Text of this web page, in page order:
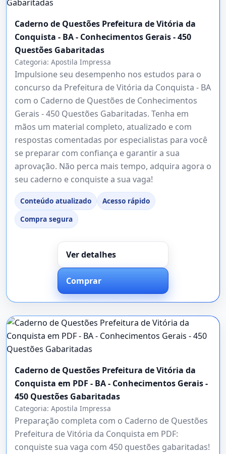
Caderno de Questões Prefeitura de Vitória da
Conquista - BA - Conhecimentos Gerais - 450
Questões Gabaritadas
Categoria: Apostila Impressa
Impulsione seu desempenho nos estudos para o
concurso da Prefeitura de Vitória da Conquista - BA
com o Caderno de Questões de Conhecimentos
Gerais - 450 Questões Gabaritadas. Tenha em
mãos um material completo, atualizado e com
respostas comentadas por especialistas para você
se preparar com confiança e garantir a sua
aprovação. Não perca mais tempo, adquira agora o
seu caderno e conquiste a sua vaga!
Conteúdo atualizado
Acesso rápido
Compra segura
Ver detalhes
Comprar
Caderno de Questões Prefeitura de Vitória da
Conquista em PDF - BA - Conhecimentos Gerais -
450 Questões Gabaritadas
Categoria: Apostila Impressa
Preparação completa com o Caderno de Questões
Prefeitura de Vitória da Conquista em PDF:
conquiste sua vaga com 450 questões gabaritadas!